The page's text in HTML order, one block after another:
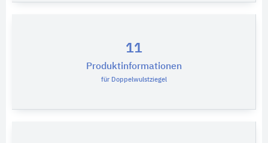
11
Produktinformationen
für Doppelwulstziegel